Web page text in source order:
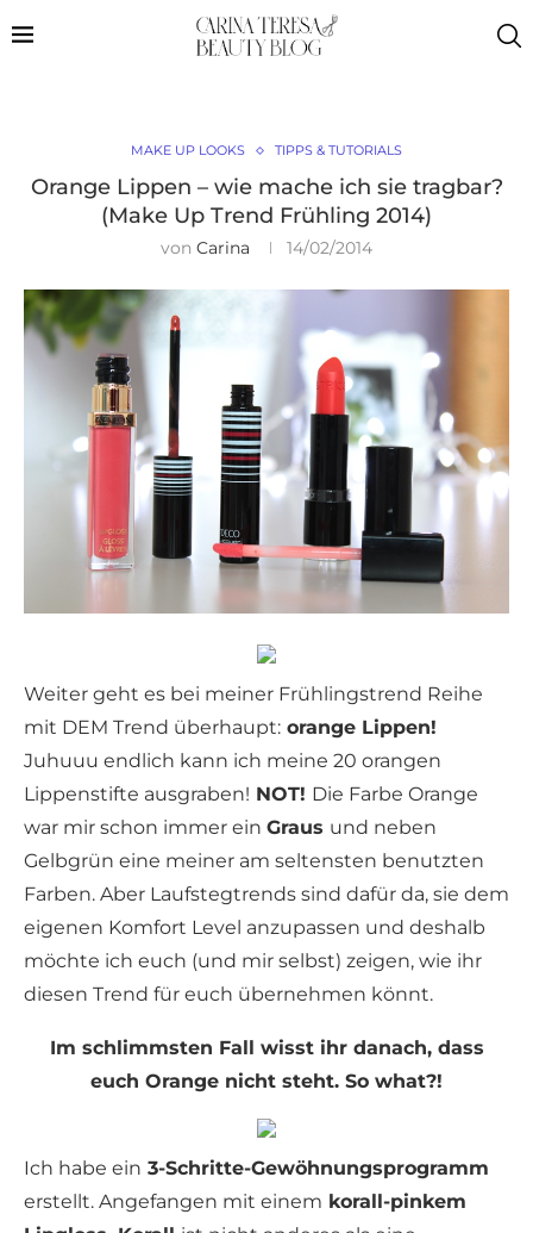
MAKE UP LOOKS TIPPS & TUTORIALS
Orange Lippen – wie mache ich sie tragbar?
(Make Up Trend Frühling 2014)
von Carina 14/02/2014
Weiter geht es bei meiner Frühlingstrend Reihe
mit DEM Trend überhaupt: orange Lippen!
Juhuuu endlich kann ich meine 20 orangen
Lippenstifte ausgraben! NOT! Die Farbe Orange
war mir schon immer ein Graus und neben
Gelbgrün eine meiner am seltensten benutzten
Farben. Aber Laufstegtrends sind dafür da, sie dem
eigenen Komfort Level anzupassen und deshalb
möchte ich euch (und mir selbst) zeigen, wie ihr
diesen Trend für euch übernehmen könnt.
Im schlimmsten Fall wisst ihr danach, dass
euch Orange nicht steht. So what?!
Ich habe ein 3-Schritte-Gewöhnungsprogramm
erstellt. Angefangen mit einem korall-pinkem